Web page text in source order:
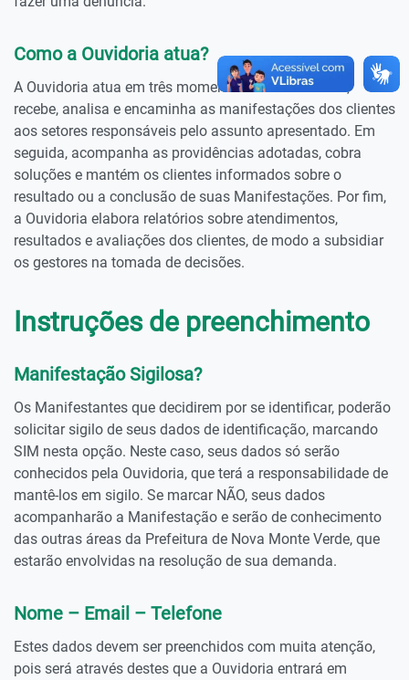
Como a Ouvidoria atua?
A Ouvidoria atua em três momentos. Primeiramente,
recebe, analisa e encaminha as manifestações dos clientes
aos setores responsáveis pelo assunto apresentado. Em
seguida, acompanha as providências adotadas, cobra
soluções e mantém os clientes informados sobre o
resultado ou a conclusão de suas Manifestações. Por fim,
a Ouvidoria elabora relatórios sobre atendimentos,
resultados e avaliações dos clientes, de modo a subsidiar
os gestores na tomada de decisões.
Instruções de preenchimento
Manifestação Sigilosa?
Os Manifestantes que decidirem por se identificar, poderão
solicitar sigilo de seus dados de identificação, marcando
SIM nesta opção. Neste caso, seus dados só serão
conhecidos pela Ouvidoria, que terá a responsabilidade de
mantê-los em sigilo. Se marcar NÃO, seus dados
acompanharão a Manifestação e serão de conhecimento
das outras áreas da Prefeitura de Nova Monte Verde, que
estarão envolvidas na resolução de sua demanda.
Nome – Email – Telefone
Estes dados devem ser preenchidos com muita atenção,
pois será através destes que a Ouvidoria entrará em